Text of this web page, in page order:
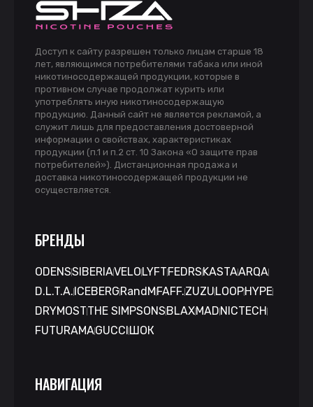
Доступ к сайту разрешен только лицам старше 18
лет, являющимся потребителями табака или иной
никотиносодержащей продукции, которые в
противном случае продолжат курить или
употреблять иную никотиносодержащую
продукцию. Данный сайт не является рекламой, а
служит лишь для предоставления достоверной
информации о свойствах, характеристиках
продукции (п.1 и п.2 ст. 10 Закона «О защите прав
потребителей»). Дистанционная продажа и
доставка никотиносодержащей продукции не
осуществляется.
БРЕНДЫ
ODENSSIBERIAVELO LYFT FEDRS KASTAARQA
D.L.T.A. ICEBERG RandM FAFF.ZUZU LOOPHYPE
DRYMOSTTHE SIMPSONS BLAXMAD NICTECH
FUTURAMAGUCCI ШОК
НАВИГАЦИЯ